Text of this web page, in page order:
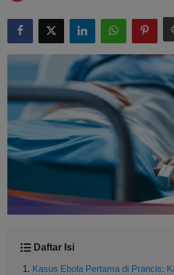
Daftar Isi
Kasus Ebola Pertama di Prancis: